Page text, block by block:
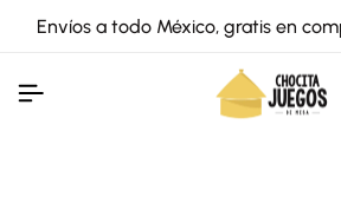
Envíos a todo México, gratis en